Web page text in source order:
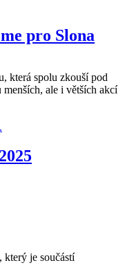
pro Slona
která spolu zkouší pod
ale i větších akcí
je součástí